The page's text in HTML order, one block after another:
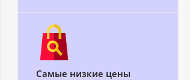
Самые низкие цены